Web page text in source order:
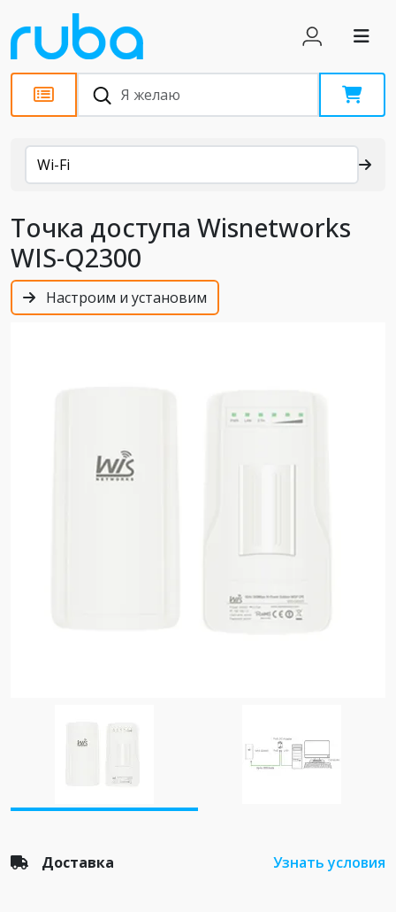
Каталог
Wi-Fi
Точка доступа Wisnetworks
WIS-Q2300
Настроим и установим
Доставка Узнать условия